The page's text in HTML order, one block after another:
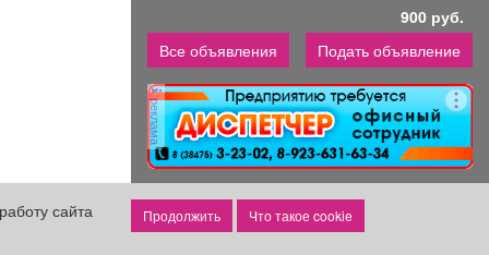
900 руб.
Все объявления
Подать объявление
реклама
сайта
Что такое cookie